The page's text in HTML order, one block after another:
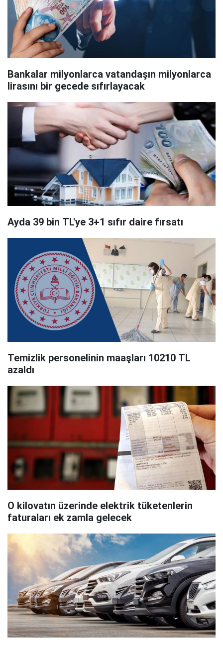
Bankalar milyonlarca vatandaşın milyonlarca
lirasını bir gecede sıfırlayacak
Ayda 39 bin TL'ye 3+1 sıfır daire fırsatı
Temizlik personelinin maaşları 10210 TL
azaldı
O kilovatın üzerinde elektrik tüketenlerin
faturaları ek zamla gelecek